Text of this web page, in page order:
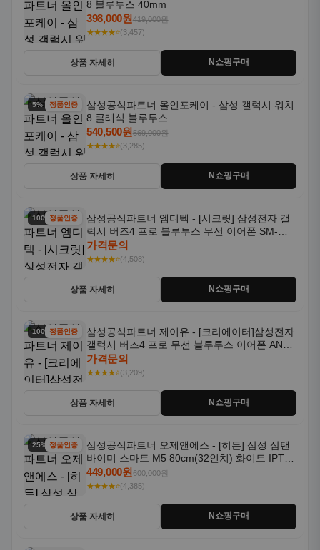
8 블루투스 40mm
398,000원419,000원
★★★★⭐(3,457)
상품 자세히 N쇼핑구매
5% 할인정품인증
삼성공식파트너 올인포케이 - 삼성 갤럭시 워치
8 클래식 블루투스
540,500원569,000원
★★★★⭐(3,285)
상품 자세히 N쇼핑구매
100% 할인
정품인증
삼성공식파트너 엠디텍 - [시크릿] 삼성전자 갤
럭시 버즈4 프로 블루투스 무선 이어폰 SM-
R640N
가격문의
★★★★⭐(4,508)
상품 자세히 N쇼핑구매
100% 할인
정품인증
삼성공식파트너 제이유 - [크리에이터]삼성전자
갤럭시 버즈4 프로 무선 블루투스 이어폰 ANC
SM-R640N
가격문의
★★★★⭐(3,209)
상품 자세히 N쇼핑구매
25% 할인정품인증
삼성공식파트너 오제앤에스 - [히든] 삼성 삼탠
바이미 스마트 M5 80cm(32인치) 화이트 IPTV
OTT 패키지
449,000원600,000원
★★★★⭐(4,385)
상품 자세히 N쇼핑구매